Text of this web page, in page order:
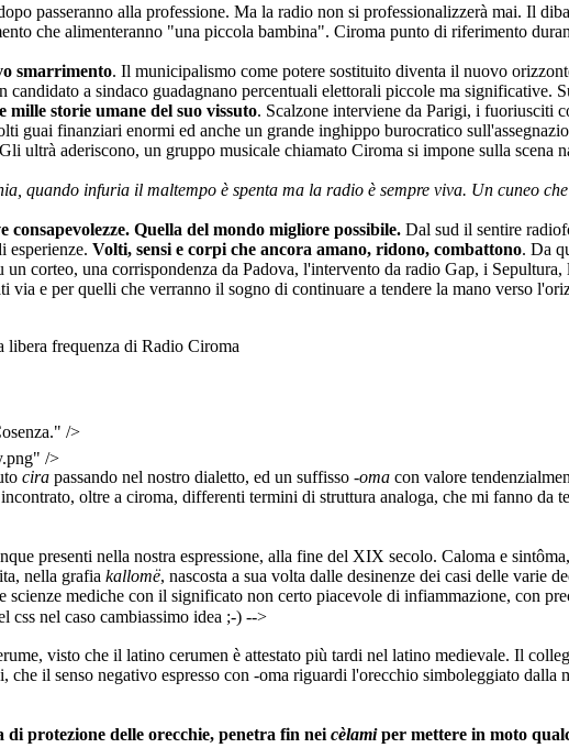
/>
/>
css nel caso cambiassimo idea ;-) -->
passeranno alla professione. Ma la radio non si professionalizzerà mai. Il
che alimenteranno "una piccola bambina". Ciroma punto di riferimento
smarrimento. Il municipalismo come potere sostituito diventa il nuovo
a sindaco guadagnano percentuali elettorali piccole ma significative.
storie umane del suo vissuto. Scalzone interviene da Parigi, i fuoriusciti
guai finanziari enormi ed anche un grande inghippo burocratico
ultrà aderiscono, un gruppo musicale chiamato Ciroma si impone sulla scena
quando infuria il maltempo è spenta ma la radio è sempre viva. Un cuneo
Quella del mondo migliore possibile. Dal sud il sentire
esperienze. Volti, sensi e corpi che ancora amano, ridono, combattono. Da
corteo, una corrispondenza da Padova, l'intervento da radio Gap, i
via e per quelli che verranno il sogno di continuare a tendere la mano verso
libera frequenza di Radio Ciroma
cira passando nel nostro dialetto, ed un suffisso -oma con valore
oltre a ciroma, differenti termini di struttura analoga, che mi fanno da
presenti nella nostra espressione, alla fine del XIX secolo. Caloma e
nella grafia kallomë, nascosta a sua volta dalle desinenze dei casi delle varie
scienze mediche con il significato non certo piacevole di infiammazione, con
visto che il latino cerumen è attestato più tardi nel latino medievale. Il
il senso negativo espresso con -oma riguardi l'orecchio simboleggiato dalla
protezione delle orecchie, penetra fin nei cèlamiper mettere in moto